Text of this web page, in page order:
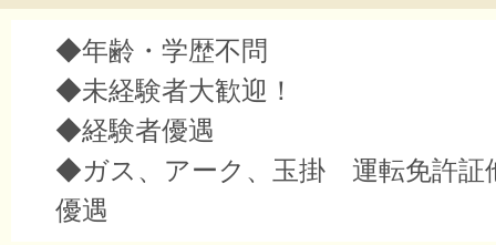
◆年齢・学歴不問
◆未経験者大歓迎！
◆経験者優遇
◆ガス、アーク、玉掛 運転免許
優遇